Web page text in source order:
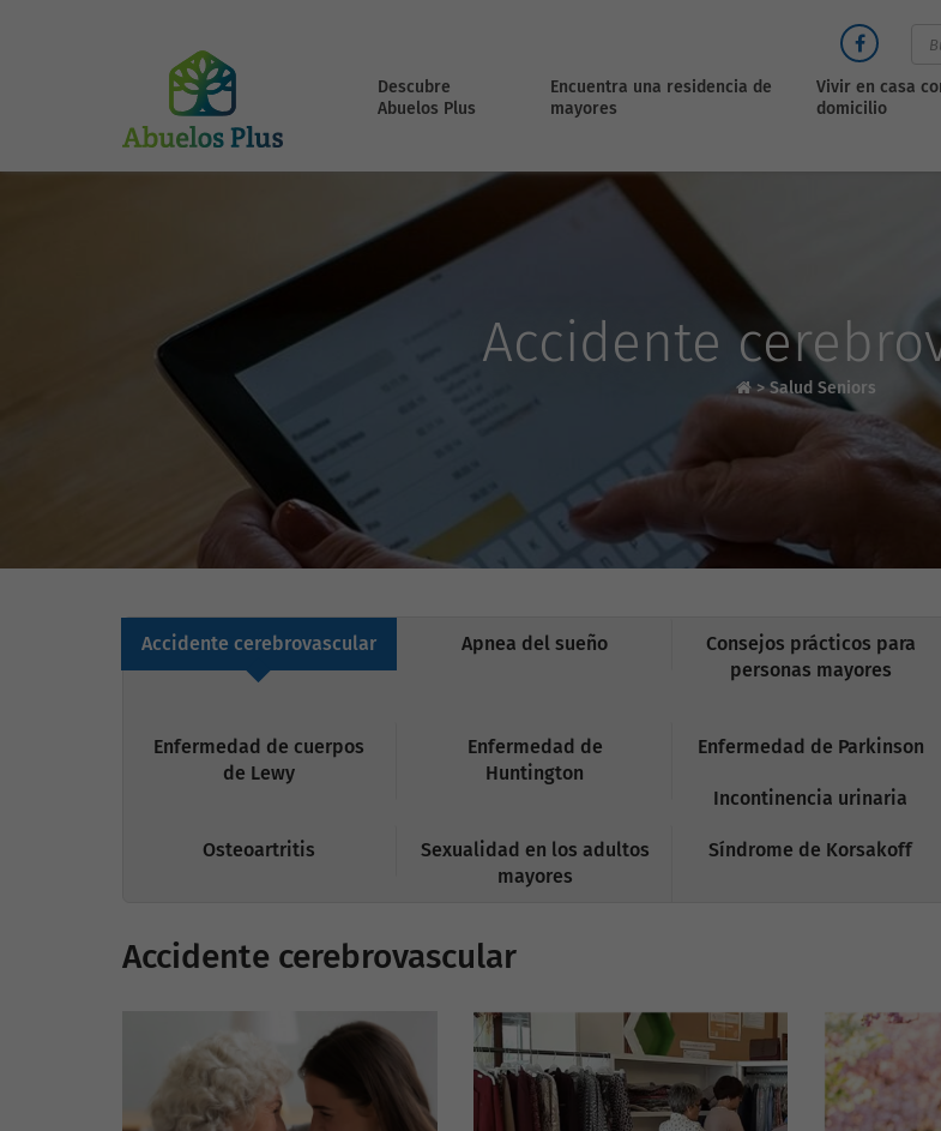
Descubre
Abuelos Plus
Encuentra una residencia de
mayores
Vivir en casa
domicilio
Accidente
>Salud Seniors
Accidente cerebrovascular Apnea del sueño
Consejos prácticos para
personas mayores
Enfermedad de cuerpos
de Lewy
Enfermedad de
Huntington
Enfermedad de Parkinson
Incontinencia urinaria
Osteoartritis
Sexualidad en los adultos
mayores
Síndrome de Korsakoff
Accidente cerebrovascular